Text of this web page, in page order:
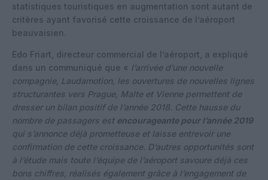
statistiques touristiques en augmentation sont autant de
critères ayant favorisé cette croissance de l’aéroport
beauvaisien.
Edo Friart, directeur commercial de l’aéroport, a expliqué
dans un communiqué que « l’arrivée d’une nouvelle
compagnie, Laudamotion, les ouvertures de nouvelles lignes
structurantes vers Prague, Malte et Vienne permettent de
dresser un bilan positif de l’année 2018. Cette hausse du
nombre de passagers est encourageante pour l’année 2019
qui s’annonce déjà prometteuse et laisse entrevoir une
confirmation de cette croissance. D’autres opportunités sont
à l’étude mais toute l’équipe de l’aéroport savoure déjà ces
bons chiffres, réalisés également grâce à l’engagement de